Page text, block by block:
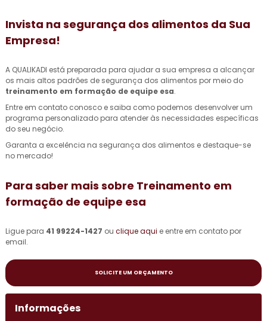
Invista na segurança dos alimentos da Sua
Empresa!
A QUALIKADI está preparada para ajudar a sua empresa a alcançar
os mais altos padrões de segurança dos alimentos por meio do
treinamento em formação de equipe esa.
Entre em contato conosco e saiba como podemos desenvolver um
programa personalizado para atender às necessidades específicas
do seu negócio.
Garanta a excelência na segurança dos alimentos e destaque-se
no mercado!
Para saber mais sobre Treinamento em
formação de equipe esa
Ligue para 41 99224-1427 ou clique aqui e entre em contato por
email.
SOLICITE UM ORÇAMENTO
Informações